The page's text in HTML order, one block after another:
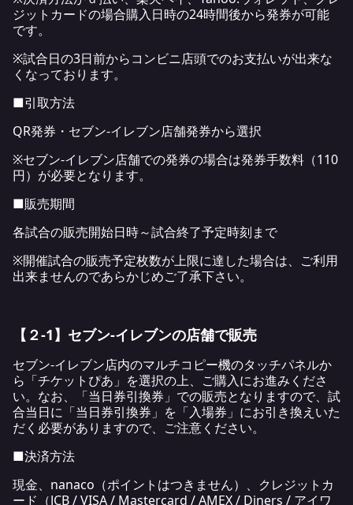
ジットカードの場合購入日時の24時間後から発券が可能
です。
※試合日の3日前からコンビニ店頭でのお支払いが出来な
くなっております。
■引取方法
QR発券・セブン-イレブン店舗発券から選択
※セブン-イレブン店舗での発券の場合は発券手数料（110
円）が必要となります。
■販売期間
各試合の販売開始日時～試合終了予定時刻まで
※開催試合の販売予定枚数が上限に達した場合は、ご利用
出来ませんのであらかじめご了承下さい。
【２-1】セブン-イレブンの店舗で販売
セブン‐イレブン店内のマルチコピー機のタッチパネルか
ら「チケットぴあ」を選択の上、ご購入にお進みくださ
い。なお、「当日券引換券」での販売となりますので、試
合当日に「当日券引換券」を「入場券」にお引き換えいた
だく必要がありますので、ご注意ください。
■決済方法
現金、nanaco（ポイントはつきません）、クレジットカ
ード（JCB / VISA / Mastercard / AMEX / Diners / アイワ